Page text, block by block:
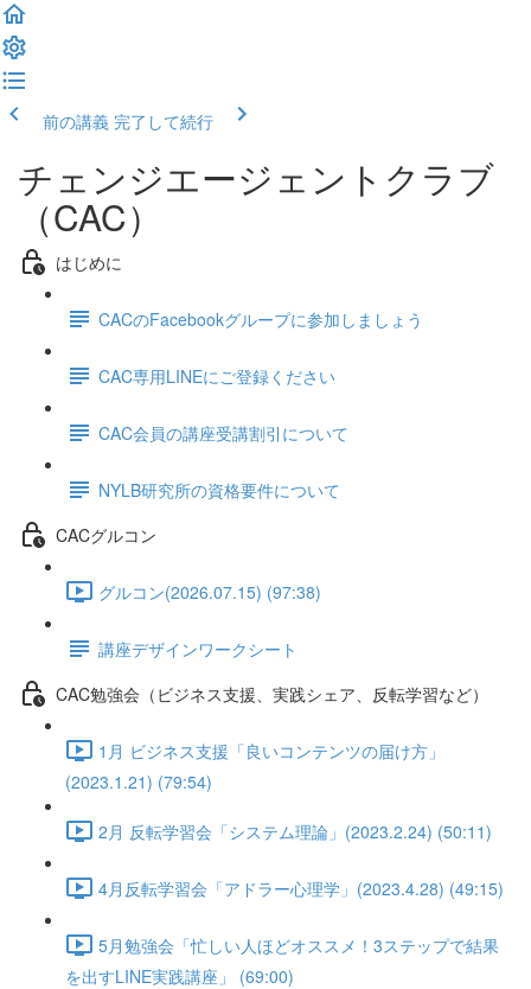
前の講義 完了して続行
チェンジエージェントクラブ
（CAC）
はじめに
CACのFacebookグループに参加しましょう
CAC専用LINEにご登録ください
CAC会員の講座受講割引について
NYLB研究所の資格要件について
CACグルコン
グルコン(2026.07.15) (97:38)
講座デザインワークシート
CAC勉強会（ビジネス支援、実践シェア、反転学習など）
1月 ビジネス支援「良いコンテンツの届け方」
(2023.1.21) (79:54)
2月 反転学習会「システム理論」(2023.2.24) (50:11)
4月反転学習会「アドラー心理学」(2023.4.28) (49:15)
5月勉強会「忙しい人ほどオススメ！3ステップで結果
を出すLINE実践講座」 (69:00)